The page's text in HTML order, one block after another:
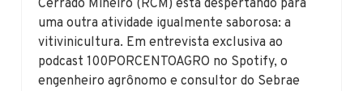
Cerrado Mineiro (RCM) está despertando para
uma outra atividade igualmente saborosa: a
vitivinicultura. Em entrevista exclusiva ao
podcast 100PORCENTOAGRO no Spotify, o
engenheiro agrônomo e consultor do Sebrae